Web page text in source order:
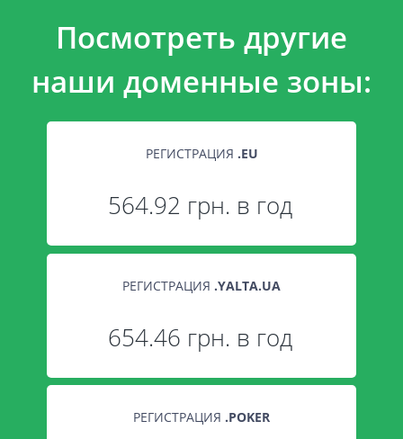
Посмотреть другие
наши доменные зоны:
РЕГИСТРАЦИЯ .EU
564.92 грн. в год
РЕГИСТРАЦИЯ .YALTA.UA
654.46 грн. в год
РЕГИСТРАЦИЯ .POKER